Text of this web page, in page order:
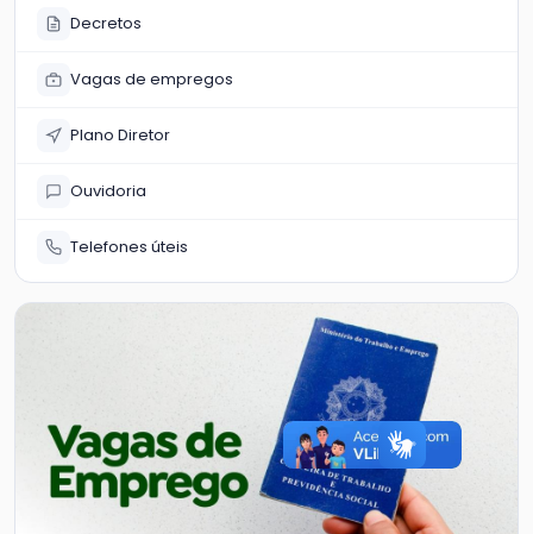
Decretos
Vagas de empregos
Plano Diretor
Ouvidoria
Telefones úteis